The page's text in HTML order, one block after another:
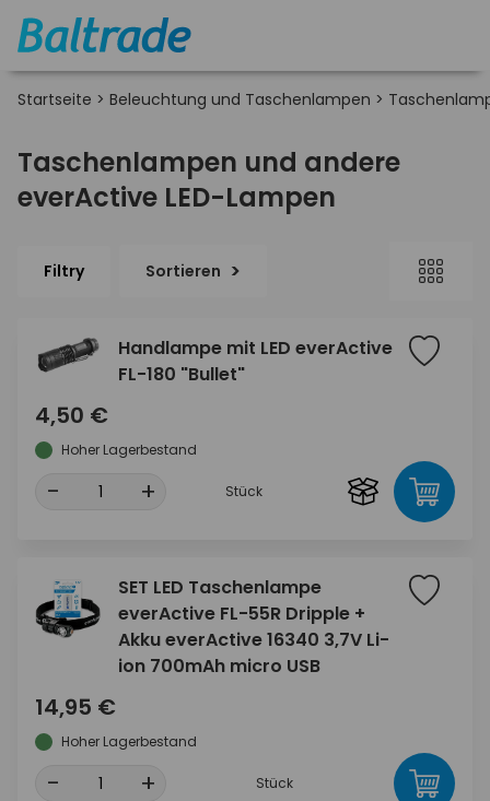
Startseite > Beleuchtung und Taschenlampen >
Taschenlampen und andere
everActive LED-Lampen
Filtry Sortieren
Handlampe mit LED everActive
FL-180 "Bullet"
4,50 €
Hoher Lagerbestand
- + Stück
SET LED Taschenlampe
everActive FL-55R Dripple +
Akku everActive 16340 3,7V Li-
ion 700mAh micro USB
14,95 €
Hoher Lagerbestand
- + Stück